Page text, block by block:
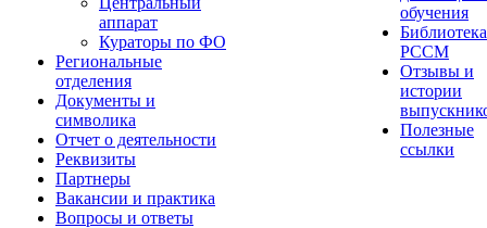
аппарат
Кураторы по ФО
Региональные
отделения
Документы и
символика
Отчет о деятельности
Реквизиты
Партнеры
Вакансии и практика
Вопросы и ответы
обучения
Библиотека
РССМ
Отзывы и
истории
Полезные
ссылки